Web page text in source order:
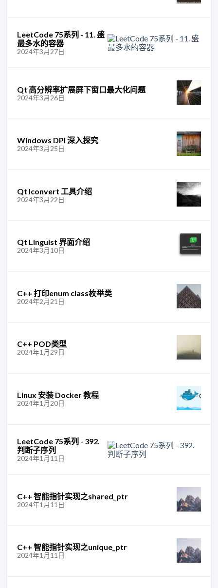
LeetCode 75系列 - 11. 盛
最多水的容器
2024年3月27日
Qt 高分辨率扩展屏下窗口最大化问题
2024年3月26日
Windows DPI 深入探究
2024年3月25日
Qt lconvert 工具介绍
2024年3月22日
Qt Linguist 界面介绍
2024年3月10日
C++ 打印enum class枚举类
2024年2月21日
C++ POD类型
2024年1月29日
Linux 安装 Docker 教程
2024年1月20日
LeetCode 75系列 - 392.
判断子序列
2024年1月11日
C++ 智能指针实现之shared_ptr
2024年1月11日
C++ 智能指针实现之unique_ptr
2024年1月11日